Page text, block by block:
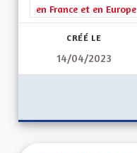
en France et en Europe
CRÉÉ LE
14/04/2023